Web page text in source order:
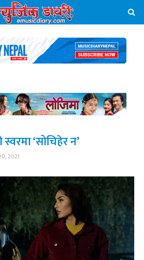
‘सोचिहेर न’
2021